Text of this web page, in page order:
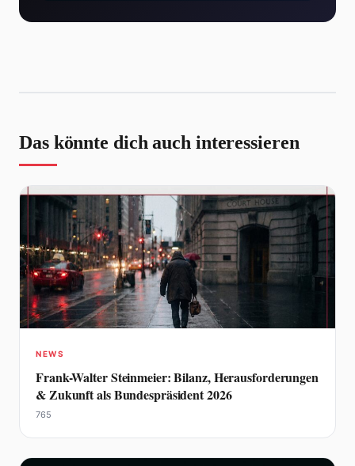
Das könnte dich auch interessieren
NEWS
Frank-Walter Steinmeier: Bilanz, Herausforderungen
& Zukunft als Bundespräsident 2026
765